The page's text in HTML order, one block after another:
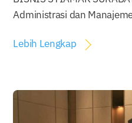
Administrasi dan
Lebih Lengkap